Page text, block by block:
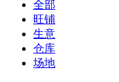
全部
旺铺
生意
仓库
场地